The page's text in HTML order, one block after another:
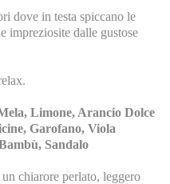
dove in testa spiccano le
impreziosite dalle gustose
Limone, Arancio Dolce
Garofano, Viola
Sandalo
chiarore perlato, leggero